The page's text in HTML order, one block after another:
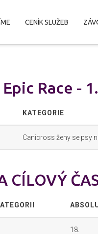
CENÍK SLUŽEB
Race -
KATEGORIE
Canicross ženy se psy
CÍLOVÝ
18.